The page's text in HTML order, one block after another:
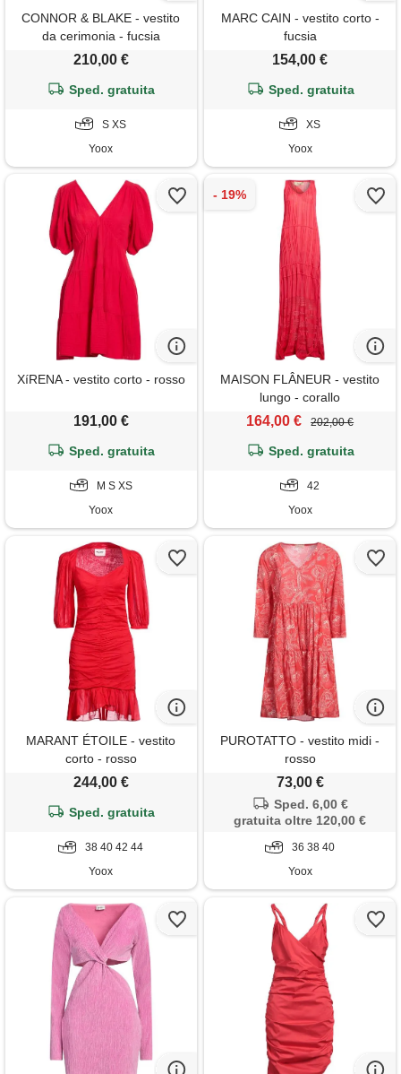
CONNOR & BLAKE - vestito
da cerimonia - fucsia
210,00 €
Sped. gratuita
S XS
Yoox
MARC CAIN - vestito corto -
fucsia
154,00 €
Sped. gratuita
XS
Yoox
XíRENA - vestito corto - rosso
191,00 €
Sped. gratuita
M S XS
Yoox
MAISON FLÂNEUR - vestito
lungo - corallo
164,00 € 202,00 €
Sped. gratuita
42
Yoox
MARANT ÉTOILE - vestito
corto - rosso
244,00 €
Sped. gratuita
38 40 42 44
Yoox
PUROTATTO - vestito midi -
rosso
73,00 €
Sped. 6,00 €
gratuita oltre 120,00 €
36 38 40
Yoox